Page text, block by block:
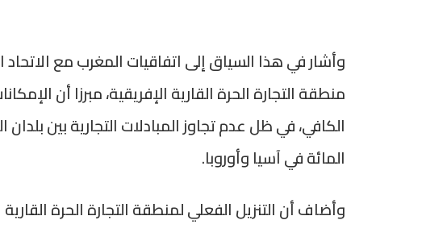
وأشار في هذا السياق إلى اتفاقيات المغرب مع الاتحاد
منطقة التجارة الحرة القارية الإفريقية، مبرزا أن
المائة في آسيا وأوروبا.
وأضاف أن التنزيل الفعلي لمنطقة التجارة الحرة